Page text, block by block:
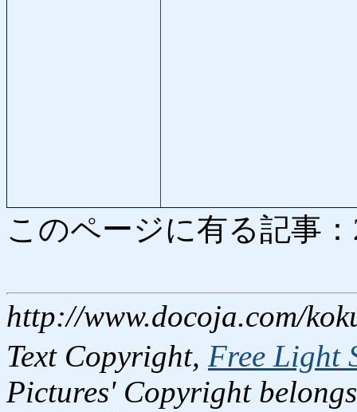
このページに有る記事
http://www.docoja.com/
Text Copyright, Free Light
Pictures' Copyright